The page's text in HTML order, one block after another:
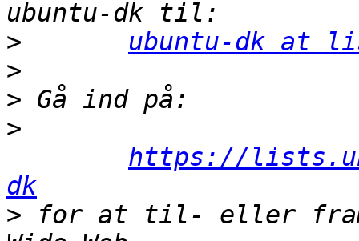
>
ubuntu-dk at
>
>
>
https://
dk
> for at til- eller